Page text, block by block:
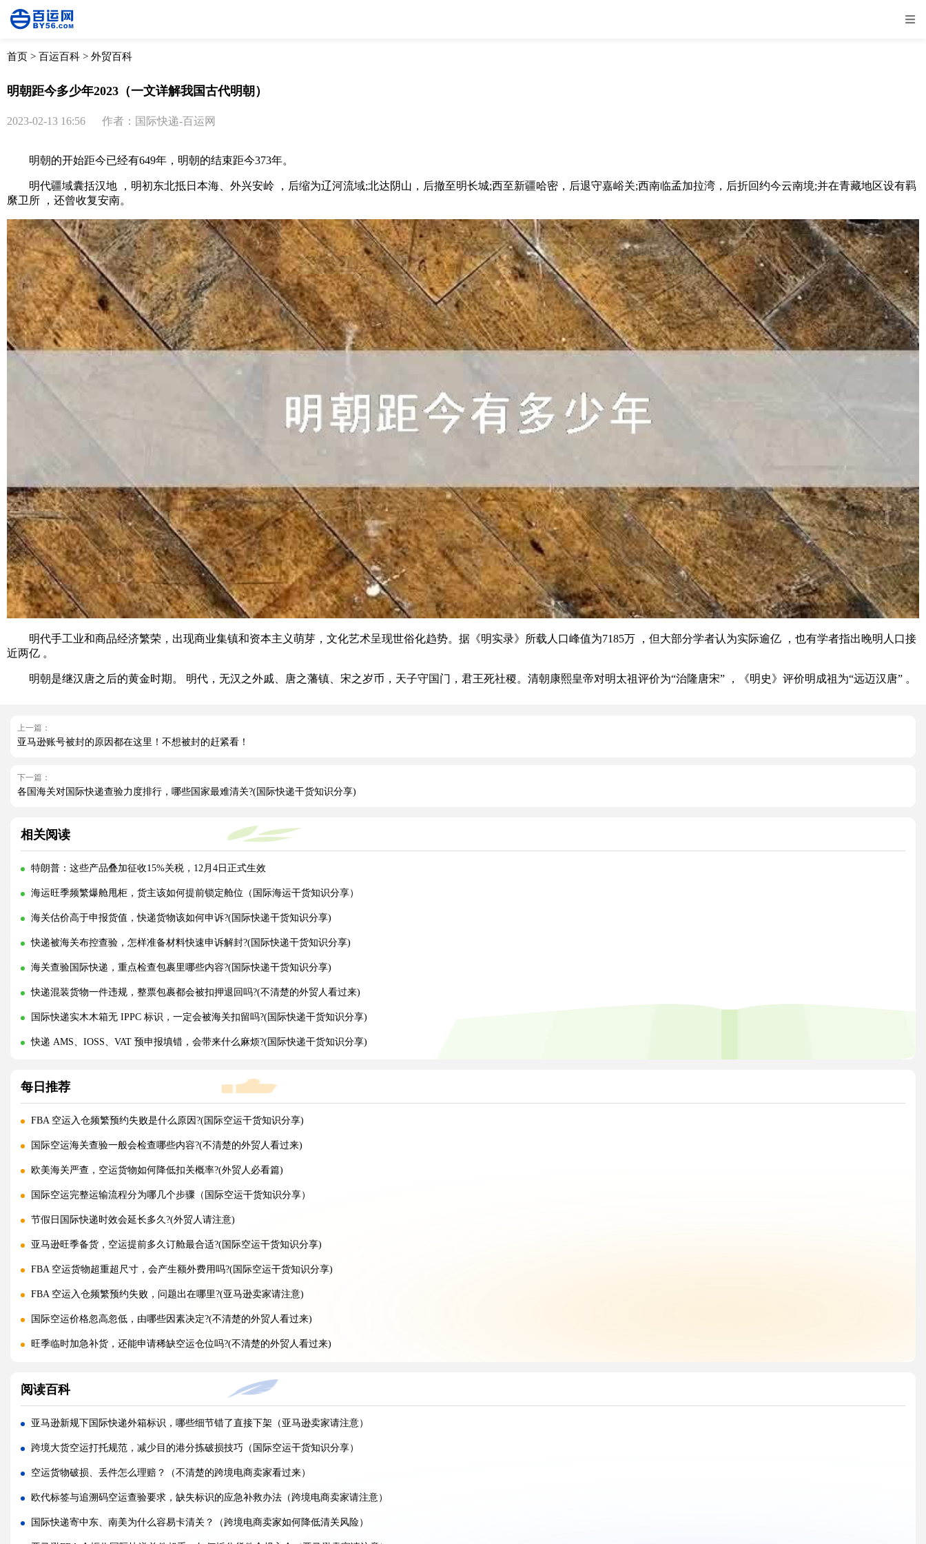
首页 > 百运百科 > 外贸百科
明朝距今多少年2023（一文详解我国古代明朝）
2023-02-13 16:56 作者：国际快递-百运网
明朝的开始距今已经有649年，明朝的结束距今373年。
明代疆域囊括汉地 ，明初东北抵日本海、外兴安岭 ，后缩为辽河流域;北达阴山，后撤至明长城;西至新疆哈密，后退守嘉峪关;西南临孟加拉湾，后折回约今云南境;并在青藏地区设有羁
縻卫所 ，还曾收复安南。
明代手工业和商品经济繁荣，出现商业集镇和资本主义萌芽，文化艺术呈现世俗化趋势。据《明实录》所载人口峰值为7185万 ，但大部分学者认为实际逾亿 ，也有学者指出晚明人口接
近两亿 。
明朝是继汉唐之后的黄金时期。 明代，无汉之外戚、唐之藩镇、宋之岁币，天子守国门，君王死社稷。清朝康熙皇帝对明太祖评价为“治隆唐宋” ，《明史》评价明成祖为“远迈汉唐” 。
上一篇：
亚马逊账号被封的原因都在这里！不想被封的赶紧看！
下一篇：
各国海关对国际快递查验力度排行，哪些国家最难清关?(国际快递干货知识分享)
相关阅读
特朗普：这些产品叠加征收15%关税，12月4日正式生效
海运旺季频繁爆舱甩柜，货主该如何提前锁定舱位（国际海运干货知识分享）
海关估价高于申报货值，快递货物该如何申诉?(国际快递干货知识分享)
快递被海关布控查验，怎样准备材料快速申诉解封?(国际快递干货知识分享)
海关查验国际快递，重点检查包裹里哪些内容?(国际快递干货知识分享)
快递混装货物一件违规，整票包裹都会被扣押退回吗?(不清楚的外贸人看过来)
国际快递实木木箱无 IPPC 标识，一定会被海关扣留吗?(国际快递干货知识分享)
快递 AMS、IOSS、VAT 预申报填错，会带来什么麻烦?(国际快递干货知识分享)
每日推荐
FBA 空运入仓频繁预约失败是什么原因?(国际空运干货知识分享)
国际空运海关查验一般会检查哪些内容?(不清楚的外贸人看过来)
欧美海关严查，空运货物如何降低扣关概率?(外贸人必看篇)
国际空运完整运输流程分为哪几个步骤（国际空运干货知识分享）
节假日国际快递时效会延长多久?(外贸人请注意)
亚马逊旺季备货，空运提前多久订舱最合适?(国际空运干货知识分享)
FBA 空运货物超重超尺寸，会产生额外费用吗?(国际空运干货知识分享)
FBA 空运入仓频繁预约失败，问题出在哪里?(亚马逊卖家请注意)
国际空运价格忽高忽低，由哪些因素决定?(不清楚的外贸人看过来)
旺季临时加急补货，还能申请稀缺空运仓位吗?(不清楚的外贸人看过来)
实木托盘无 IPPC 标识，空运落地除销毁外有哪些整改方式(国际空运干货知识分享)
空运到仓长期不上架，如何区分物流延误与亚马逊仓内拥堵?(国际空运干货知识分享)
美仓热门地址，空派派送经常拒收该怎么处理（不清楚的跨境卖家看过来）
海关认定货值偏高征税，有合规申诉减免税费的办法吗（国际快递干货知识分享）
国际快递包装做错直接破损（跨境发货包装指南）
国际快递虚报货值有什么后果（海关处罚细则科普）
阅读百科
亚马逊新规下国际快递外箱标识，哪些细节错了直接下架（亚马逊卖家请注意）
跨境大货空运打托规范，减少目的港分拣破损技巧（国际空运干货知识分享）
空运货物破损、丢件怎么理赔？（不清楚的跨境电商卖家看过来）
欧代标签与追溯码空运查验要求，缺失标识的应急补救办法（跨境电商卖家请注意）
国际快递寄中东、南美为什么容易卡清关？（跨境电商卖家如何降低清关风险）